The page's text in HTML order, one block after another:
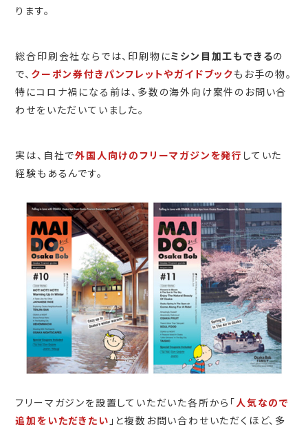
ります。
総合印刷会社ならでは、印刷物にミシン目加工もできるの
で、 クーポン券付きパンフレットやガイドブックもお手の物。
特にコロナ禍になる前は、多数の海外向け案件のお問い合
わせをいただいていました。
実は、自社で外国人向けのフリーマガジンを発行 していた
経験もあるんです。
フリーマガジンを設置していただいた各所から「 人気なので
追加をいただきたい 」と複数お問い合わせいただくほど、多